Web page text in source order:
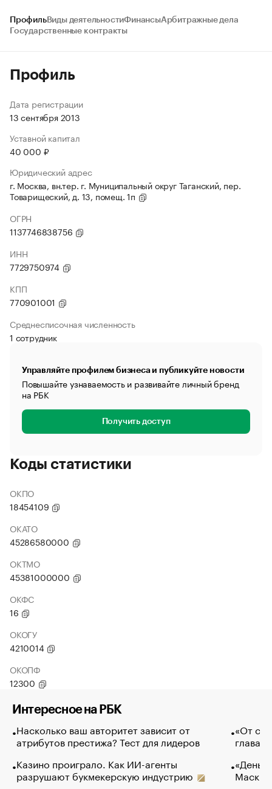
ПрофильВиды деятельностиФинансыАрбитражные дела
Государственные контракты
Профиль
Дата регистрации
13 сентября 2013
Уставной капитал
40 000 ₽
Юридический адрес
г. Москва, вн.тер. г. Муниципальный округ Таганский, пер.
Товарищеский, д. 13, помещ. 1п
ОГРН
1137746838756
ИНН
7729750974
КПП
770901001
Среднесписочная численность
1 сотрудник
Управляйте профилем бизнеса и публикуйте новости
Повышайте узнаваемость и развивайте личный бренд
на РБК
Получить доступ
Коды статистики
ОКПО
18454109
ОКАТО
45286580000
ОКТМО
45381000000
ОКФС
16
ОКОГУ
4210014
ОКОПФ
12300
Интересное на РБК
Насколько ваш авторитет зависит от
атрибутов престижа? Тест для лидеров
Казино проиграло. Как ИИ-агенты
разрушают букмекерскую индустрию
«От
глава
Маск в